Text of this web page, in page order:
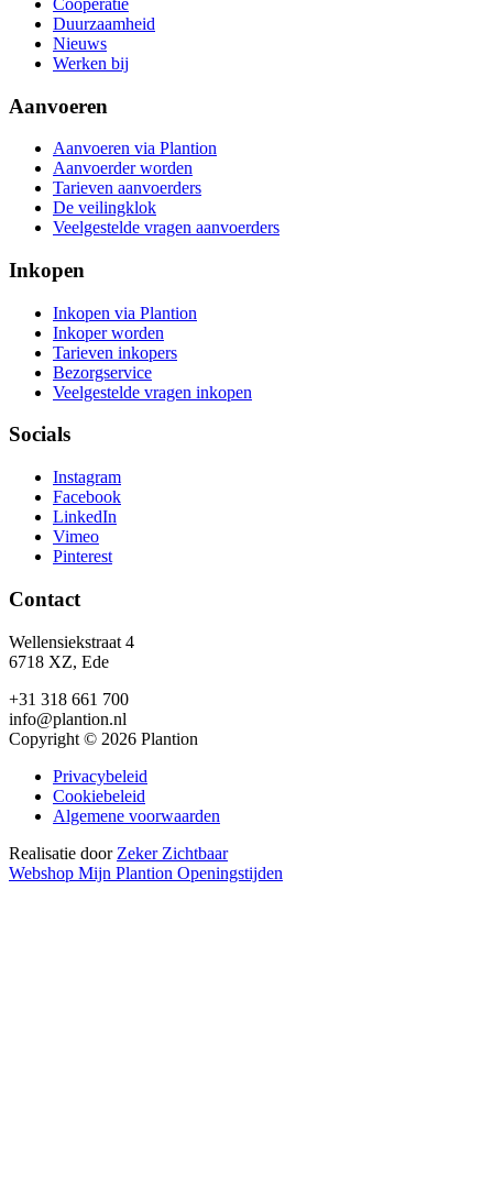
Duurzaamheid
Nieuws
Werken bij
Aanvoeren
Aanvoeren via Plantion
Aanvoerder worden
Tarieven aanvoerders
De veilingklok
Veelgestelde vragen aanvoerders
Inkopen
Inkopen via Plantion
Inkoper worden
Tarieven inkopers
Bezorgservice
Veelgestelde vragen inkopen
Socials
Instagram
Facebook
LinkedIn
Vimeo
Pinterest
Contact
Wellensiekstraat 4
6718 XZ, Ede
+31 318 661 700
info@plantion.nl
Copyright © 2026 Plantion
Privacybeleid
Cookiebeleid
Algemene voorwaarden
Realisatie door Zeker Zichtbaar
Webshop Mijn Plantion Openingstijden